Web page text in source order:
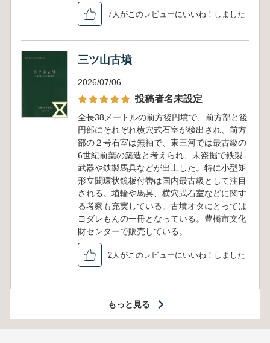
7人がこのレビューにいいね！しました
三ツ山古墳
2026/07/06
投稿者名未設定
全長38メートルの前方後円墳で、前方部と後
円部にそれぞれ横穴式石室が検出され、前方
部の２号石室は無袖で、東三河では最古級の
6世紀前葉の築造と考えられ、未盗掘で鉄製
武器や鉄製馬具などが出土した。特に小型矩
形立聞環状鏡板付轡は国内最古級として注目
される。埴輪や馬具、横穴式石室などに関す
る考察も充実している。古墳オタにとっては
ヨダレもんの一冊となっている。豊橋市文化
財センターで販売している。
2人がこのレビューにいいね！しました
もっと見る